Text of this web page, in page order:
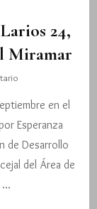
24,
Miramar
de
prensa,
Pasarela
Larios
24,
en el
Esperanza
de Desarrollo
del Área de
…